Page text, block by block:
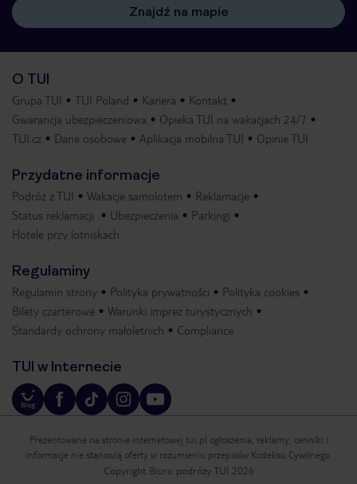
Znajdź na mapie
O TUI
Grupa TUI TUI Poland Kariera
Kontakt
Gwarancja ubezpieczeniowa
Opieka TUI na wakacjach 24/7
TUI.cz
Dane osobowe Aplikacja mobilna TUI Opinie TUI
Przydatne informacje
Podróż z TUI Wakacje samolotem
Reklamacje
Status reklamacji
Ubezpieczenia
Parkingi
Hotele przy lotniskach
Regulaminy
Regulamin strony Polityka prywatności
Polityka cookies
Bilety czarterowe
Warunki imprez turystycznych
Standardy ochrony małoletnich
Compliance
TUI w Internecie
Prezentowane na stronie internetowej tui.pl ogłoszenia, reklamy, cenniki i
informacje nie stanowią oferty w rozumieniu przepisów Kodeksu Cywilnego.
Copyright Biuro podróży TUI 2026